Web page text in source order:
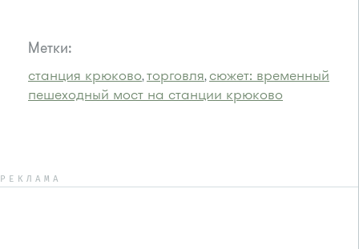
Метки:
станция крюково,торговля, сюжет: временный
пешеходный мост на станции крюково
РЕКЛАМА